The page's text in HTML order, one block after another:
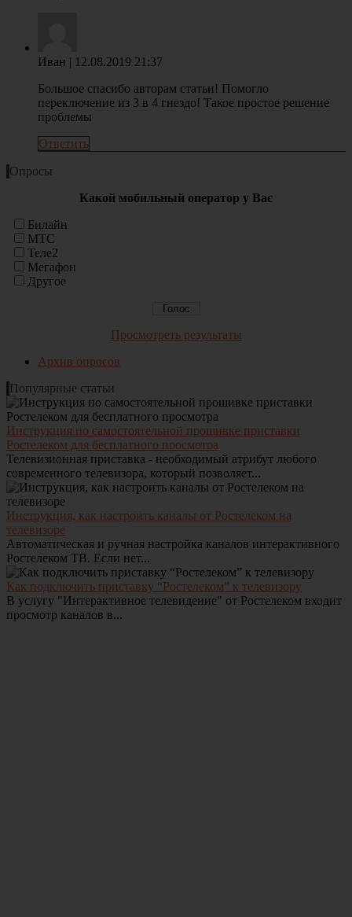
Иван | 12.08.2019 21:37
Большое спасибо авторам статьи! Помогло
переключение из 3 в 4 гнездо! Такое простое решение
проблемы
Ответить
Опросы
Какой мобильный оператор у Вас
Билайн
МТС
Теле2
Мегафон
Другое
Просмотреть результаты
Архив опросов
Популярные статьи
Инструкция по самостоятельной прошивке приставки
Ростелеком для бесплатного просмотра
Телевизионная приставка - необходимый атрибут любого
современного телевизора, который позволяет...
Инструкция, как настроить каналы от Ростелеком на
телевизоре
Автоматическая и ручная настройка каналов интерактивного
Ростелеком ТВ. Если нет...
Как подключить приставку “Ростелеком” к телевизору
В услугу "Интерактивное телевидение" от Ростелеком входит
просмотр каналов в...